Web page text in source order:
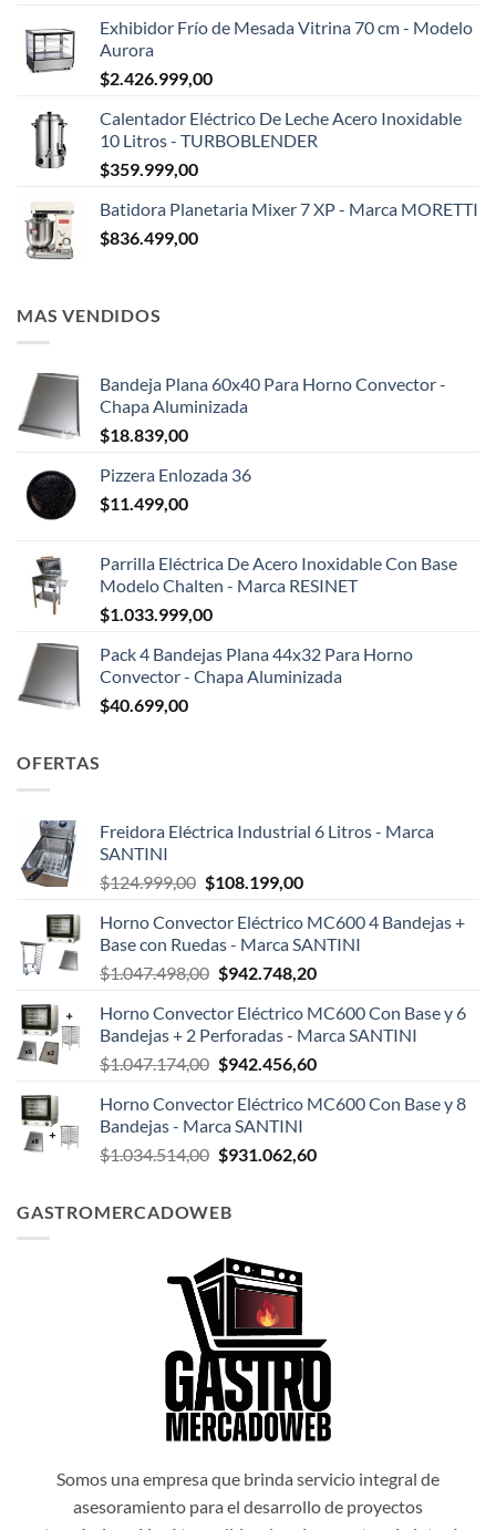
Exhibidor Frío de Mesada Vitrina 70 cm - Modelo
Aurora
$2.426.999,00
Calentador Eléctrico De Leche Acero Inoxidable
10 Litros - TURBOBLENDER
$359.999,00
Batidora Planetaria Mixer 7 XP - Marca MORETTI
$836.499,00
MAS VENDIDOS
Bandeja Plana 60x40 Para Horno Convector -
Chapa Aluminizada
$18.839,00
Pizzera Enlozada 36
$11.499,00
Parrilla Eléctrica De Acero Inoxidable Con Base
Modelo Chalten - Marca RESINET
$1.033.999,00
Pack 4 Bandejas Plana 44x32 Para Horno
Convector - Chapa Aluminizada
$40.699,00
OFERTAS
Freidora Eléctrica Industrial 6 Litros - Marca
SANTINI
$124.999,00 El
original
era:
$124.999,00.
$108.199,00El
actual
es:
$108.199,00.
Horno Convector Eléctrico MC600 4 Bandejas +
Base con Ruedas - Marca SANTINI
$1.047.498,00 El
original
era:
$1.047.498,00.
$942.748,20El
actual
es:
$942.748,20.
Horno Convector Eléctrico MC600 Con Base y 6
Bandejas + 2 Perforadas - Marca SANTINI
$1.047.174,00 El
original
era:
$1.047.174,00.
$942.456,60El
actual
$942.456,60.
Horno Convector Eléctrico MC600 Con Base y 8
Bandejas - Marca SANTINI
$1.034.514,00 El
era:
$931.062,60El
GASTROMERCADOWEB
Somos una empresa que brinda servicio integral de
asesoramiento para el desarrollo de proyectos